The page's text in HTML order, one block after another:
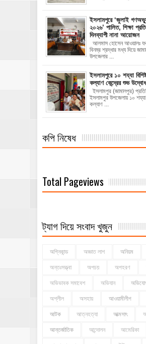
‎ইসলামপুরে ‘জুলাই
২০২৬’ পালিত, শিক্ষা
দিনব্যাপী নানা আয়োজন
‎​আলমাস হোসেন আওয়ালঃ‎
বিনম্র শ্রদ্ধার মধ্য দিয়ে
উপজেলার ...
ইসলামপুরে ১০ শয্যা
কল্যাণ কেন্দ্রের শুভ
ইসলামপুর (জামালপুর)
ইসলামপুর উপজেলায় ১০ শয্যা
কল্যাণ ...
কপি নিষেধ
Total Pageviews
ট্যাগ দিয়ে সংবাদ খুজুন
অগ্নিকান্ড অজ্ঞাত লাশ অনিয়ম
অন্তঃসত্ত্বা অপচয় অপহরণ
অভিভাবক সমাবেশ অভিযান
অশ্লীল অসহায় আওয়ামীলীগ
আটক আত্নহত্যা আত্মসাৎ
আন্তর্জাতিক আন্দোলন আমেরিকা